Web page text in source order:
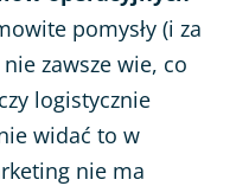
pomysły (i za
zawsze wie, co
logistycznie
widać to w
nie ma